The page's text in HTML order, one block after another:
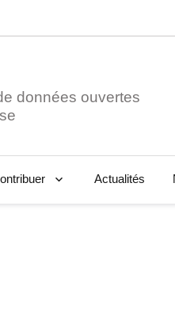
données ouvertes
Actualités